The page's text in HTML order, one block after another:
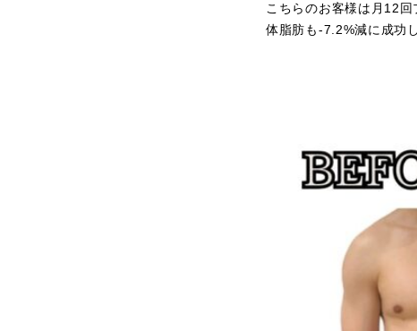
こちらのお客様は月12
体脂肪も-7.2%減に成功